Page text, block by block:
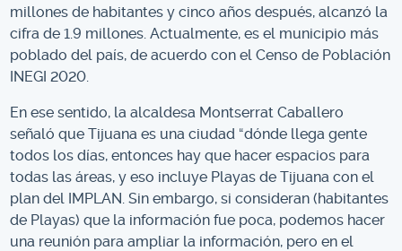
millones de habitantes y cinco años después, alcanzó la
cifra de 1.9 millones. Actualmente, es el municipio más
poblado del país, de acuerdo con el Censo de Población
INEGI 2020.
En ese sentido, la alcaldesa Montserrat Caballero
señaló que Tijuana es una ciudad “dónde llega gente
todos los días, entonces hay que hacer espacios para
todas las áreas, y eso incluye Playas de Tijuana con el
plan del IMPLAN. Sin embargo, si consideran (habitantes
de Playas) que la información fue poca, podemos hacer
una reunión para ampliar la información, pero en el